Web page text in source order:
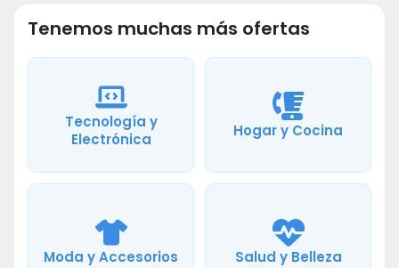
Tenemos muchas más ofertas
Tecnología y
Electrónica
Hogar y Cocina
Moda y Accesorios Salud y Belleza